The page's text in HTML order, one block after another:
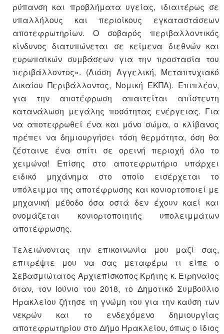
ρύπανση και προβλήματα υγείας, ιδιαιτέρως σε
υπαλλήλους και περιοίκους εγκαταστάσεων
αποτεφρωτηρίων. Ο σοβαρός περιβαλλοντικός
κίνδυνος διατυπώνεται σε κείμενα διεθνών και
ευρωπαϊκών συμβάσεων για την προστασία του
περιβάλλοντος». (Λιόση Αγγελική, Μεταπτυχιακό
Δικαίου Περιβάλλοντος, Νομική ΕΚΠΑ). Επιπλέον,
για την αποτέφρωση απαιτείται απίστευτη
κατανάλωση μεγάλης ποσότητας ενέργειας. Για
να αποτεφρωθεί ένα και μόνο σώμα, ο κλίβανος
πρέπει να δημιουργήσει τόση θερμότητα, όση θα
ζέσταινε ένα σπίτι σε ορεινή περιοχή όλο το
χειμώνα! Επίσης στο αποτεφρωτήριο υπάρχει
ειδικό μηχάνημα στο οποίο εισέρχεται το
υπόλειμμα της αποτέφρωσης και κονιορτοποιεί με
μηχανική μέθοδο όσα οστά δεν έχουν καεί και
ονομάζεται κονιορτοποιητής υπολειμμάτων
αποτέφρωσης.
Τελειώνοντας την επικοινωνία μου μαζί σας,
επιτρέψτε μου να σας μεταφέρω τι είπε ο
Σεβασμιώτατος Αρχιεπίσκοπος Κρήτης κ. Ειρηναίος
όταν, τον Ιούνιο του 2018, το Δημοτικό Συμβούλιο
Ηρακλείου ζήτησε τη γνώμη του για την καύση των
νεκρών και το ενδεχόμενο δημιουργίας
αποτεφρωτηρίου στο Δήμο Ηρακλείου, όπως ο ίδιος